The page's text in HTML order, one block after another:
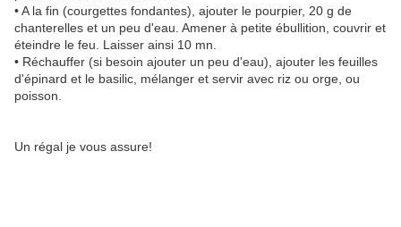
• A la fin (courgettes fondantes), ajouter le pourpier, 20 g de
chanterelles et un peu d'eau. Amener à petite ébullition, couvrir et
éteindre le feu. Laisser ainsi 10 mn.
• Réchauffer (si besoin ajouter un peu d'eau), ajouter les feuilles
d'épinard et le basilic, mélanger et servir avec riz ou orge, ou
poisson.
Un régal je vous assure!